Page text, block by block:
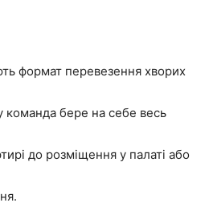
формат перевезення хворих
команда бере на себе весь
до розміщення у палаті або